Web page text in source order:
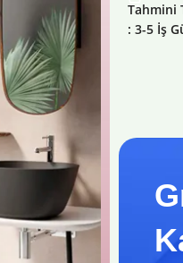
Tahmini
: 3-5 İş